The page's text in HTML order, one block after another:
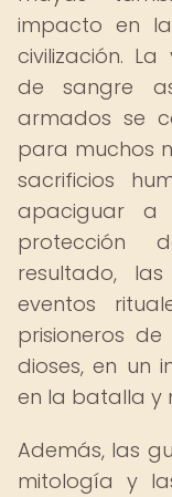
impacto en
civilización.
de sangre
armados se
para muchos
sacrificios
apaciguar a
protección
resultado,
eventos
prisioneros
dioses, en un
en la batalla y
Además, las
mitología y